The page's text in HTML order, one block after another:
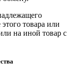
товара или
на иной товар с